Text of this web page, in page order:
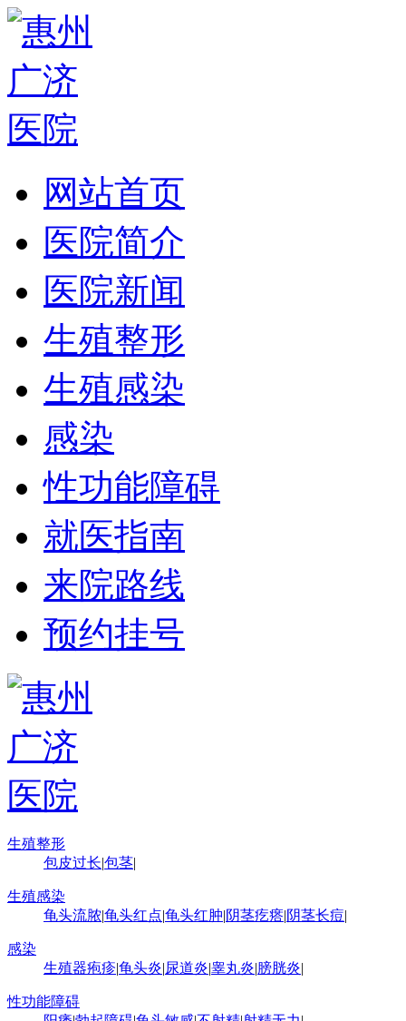
网站首页
医院简介
医院新闻
生殖整形
生殖感染
感染
性功能障碍
就医指南
来院路线
预约挂号
生殖整形
包皮过长|包茎|
生殖感染
龟头流脓|龟头红点|龟头红肿|阴茎疙瘩|阴茎长痘|
感染
生殖器疱疹|龟头炎|尿道炎|睾丸炎|膀胱炎|
性功能障碍